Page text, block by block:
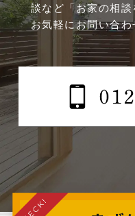
2024年11月
2024年10月
2024年9月
2024年7月
2024年6月
談など 「お家の相
お気軽にお問い合わ